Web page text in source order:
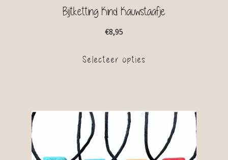
Bijtketting Kind Kauwstaafje
€8,95
Selecteer opties